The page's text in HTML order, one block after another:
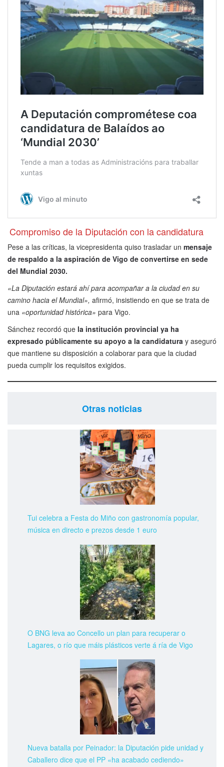
Compromiso de la Diputación con la candidatura
Pese a las críticas, la vicepresidenta quiso trasladar un mensaje
de respaldo a la aspiración de Vigo de convertirse en sede
del Mundial 2030.
«La Diputación estará ahí para acompañar a la ciudad en su
camino hacia el Mundial», afirmó, insistiendo en que se trata de
una «oportunidad histórica» para Vigo.
Sánchez recordó que la institución provincial ya ha
expresado públicamente su apoyo a la candidatura y aseguró
que mantiene su disposición a colaborar para que la ciudad
pueda cumplir los requisitos exigidos.
Otras noticias
Tui celebra a Festa do Miño con gastronomía popular,
música en directo e prezos desde 1 euro
O BNG leva ao Concello un plan para recuperar o
Lagares, o río que máis plásticos verte á ría de Vigo
Nueva batalla por Peinador: la Diputación pide unidad y
Caballero dice que el PP «ha acabado cediendo»